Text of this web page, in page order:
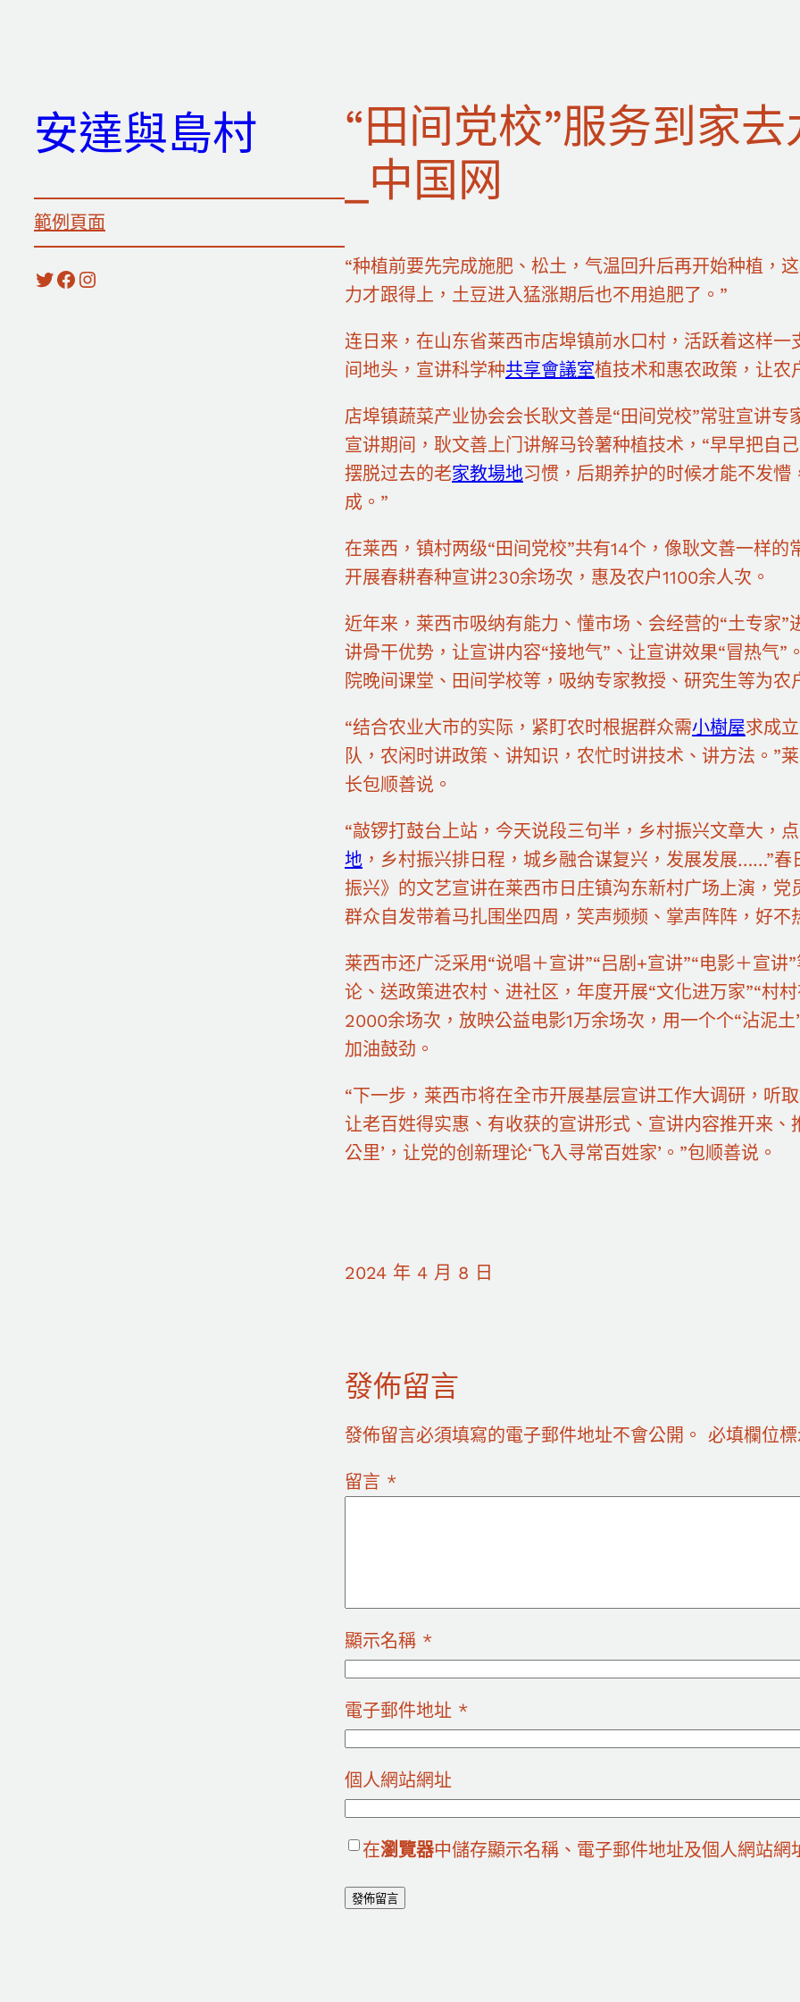
安達與島村
範例頁面
X Facebook Instagram
“田间党校”服务到家
_中国网
“种植前要先完成施肥、松土，气温回升后再开始种植，
力才跟得上，土豆进入猛涨期后也不用追肥了。”
连日来，在山东省莱西市店埠镇前水口村，活跃着这样一
间地头，宣讲科学种共享會議室植技术和惠农政策，让农
店埠镇蔬菜产业协会会长耿文善是“田间党校”常驻宣讲专
宣讲期间，耿文善上门讲解马铃薯种植技术，“早早把自
摆脱过去的老家教場地习惯，后期养护的时候才能不发
成。”
在莱西，镇村两级“田间党校”共有14个，像耿文善一样的
开展春耕春种宣讲230余场次，惠及农户1100余人次。
近年来，莱西市吸纳有能力、懂市场、会经营的“土专家”
讲骨干优势，让宣讲内容“接地气”、让宣讲效果“冒热气”
院晚间课堂、田间学校等，吸纳专家教授、研究生等为农
“结合农业大市的实际，紧盯农时根据群众需小樹屋求成
队，农闲时讲政策、讲知识，农忙时讲技术、讲方法。”
长包顺善说。
“敲锣打鼓台上站，今天说段三句半，乡村振兴文章大，
地 ，乡村振兴排日程，城乡融合谋复兴，发展发展……”
振兴》的文艺宣讲在莱西市日庄镇沟东新村广场上演，
群众自发带着马扎围坐四周，笑声频频、掌声阵阵，好不
莱西市还广泛采用“说唱＋宣讲”“吕剧+宣讲”“电影＋宣
论、送政策进农村、进社区，年度开展“文化进万家”“村
2000余场次，放映公益电影1万余场次，用一个个“沾泥
加油鼓劲。
“下一步，莱西市将在全市开展基层宣讲工作大调研，听
让老百姓得实惠、有收获的宣讲形式、宣讲内容推开来、
公里’，让党的创新理论‘飞入寻常百姓家’。”包顺善说。
2024 年 4 月 8 日
發佈留言
發佈留言必須填寫的電子郵件地址不會公開。 必填欄位
留言 *
顯示名稱 *
電子郵件地址 *
個人網站網址
在瀏覽器中儲存顯示名稱、電子郵件地址及個人網站網